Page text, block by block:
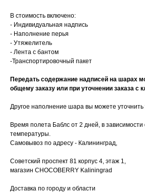
В стоимость включено:
- Индивидуальная надпись
- Наполнение перья
- Утяжелитель
- Лента с бантом
-Транспортировочный пакет
Передать содержание надписей на шарах
общему заказу или при уточнении заказа с
Другое наполнение шара вы можете
Время полета Баблс от 2 дней, в зависимости
температуры.
Самовывоз по адресу - Калининград,
Советский проспект 81 корпус 4, этаж 1,
магазин CHOCOBERRY Kaliningrad
Доставка по городу и области